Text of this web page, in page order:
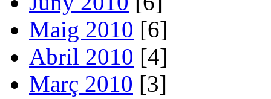
Maig 2010 [6]
Abril 2010 [4]
Març 2010 [3]